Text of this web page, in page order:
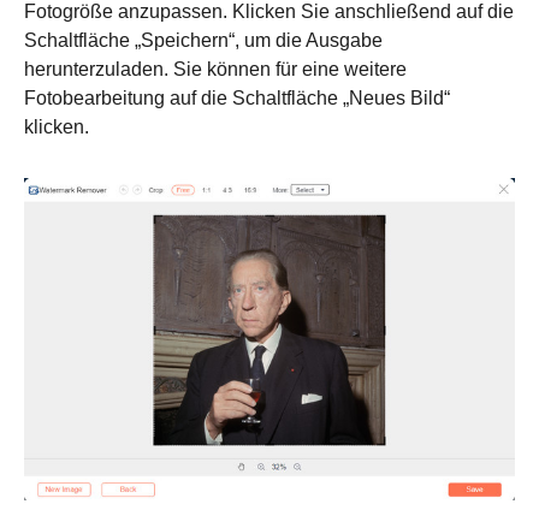
Fotogröße anzupassen. Klicken Sie anschließend auf die
Schaltfläche „Speichern“, um die Ausgabe
herunterzuladen. Sie können für eine weitere
Fotobearbeitung auf die Schaltfläche „Neues Bild“
klicken.